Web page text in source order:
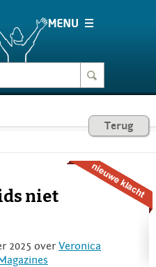
Terug
niet
2025 overVeronica